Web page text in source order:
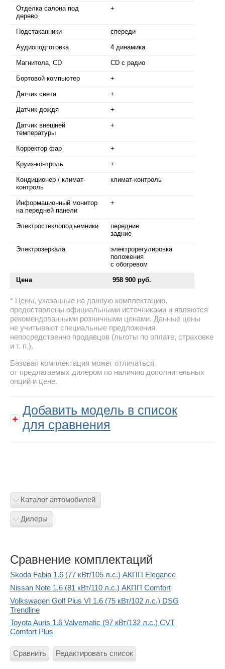
Отделка салона под
дерево
+
Подстаканники спереди
Аудиоподготовка 4 динамика
Магнитола, CD CD с радио
Бортовой компьютер +
Датчик света +
Датчик дождя +
Датчик внешней
температуры
+
Корректор фар +
Круиз-контроль +
Кондиционер / климат-
контроль
климат-контроль
Информационный монитор
на передней панели
+
Электростеклоподъемники
передние
задние
Электрозеркала
электрорегулировка
положения
с обогревом
Цена 958 900 руб.
Цены, указанные на данную комплектацию,
предоставлены официальными источниками и являются
рекомендованными розничными ценами. Данные цены
не учитывают специальные предложения
непосредственно продавцов (льготы по оплате, страховке
и т. п.).
Базовая комплектация может отличаться
от предлагаемых дилером по наличию дополнительных
опций и цене.
Добавить модель в список
для сравнения
Каталог автомобилей
Дилеры
Сравнение комплектаций
Skoda Fabia 1.6 (77 кВт/105 л.с.) АКПП Elegance
Nissan Note 1.6 (81 кВт/110 л.с.) АКПП Comfort
Volkswagen Golf Plus VI 1.6 (75 кВт/102 л.с.) DSG
Trendline
Toyota Auris 1.6 Valvematic (97 кВт/132 л.с.) CVT
Comfort Plus
Сравнить Редактировать список